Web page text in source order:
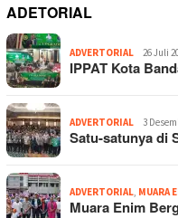
ADETORIAL
ADVERTORIAL 26 Juli
IPPAT Kota
ADVERTORIAL 3
Satu-satunya di
ADVERTORIAL MUARA
Muara Enim